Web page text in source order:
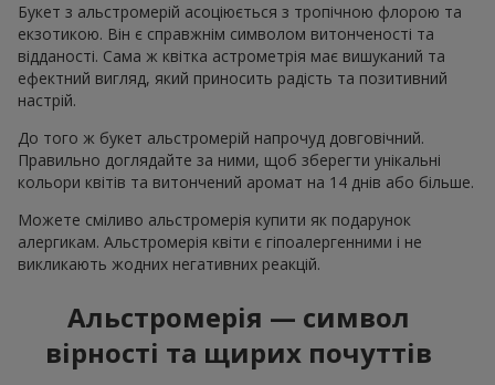
Букет з альстромерій асоціюється з тропічною флорою та
екзотикою. Він є справжнім символом витонченості та
відданості. Сама ж квітка астрометрія має вишуканий та
ефектний вигляд, який приносить радість та позитивний
настрій.
До того ж букет альстромерій напрочуд довговічний.
Правильно доглядайте за ними, щоб зберегти унікальні
кольори квітів та витончений аромат на 14 днів або більше.
Можете сміливо альстромерія купити як подарунок
алергикам. Альстромерія квіти є гіпоалергенними і не
викликають жодних негативних реакцій.
Альстромерія — символ
вірності та щирих почуттів